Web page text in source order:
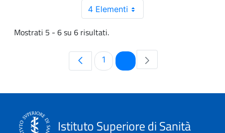
4 Elementi
Mostrati 5 - 6 su 6 risultati.
Pagina
1 Pagina
Istituto Superiore di Sanità